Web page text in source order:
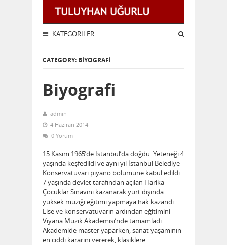
KATEGORILER
CATEGORY: BİYOGRAFİ
Biyografi
admin
4 Haziran 2014
0 Yorum
15 Kasım 1965’de İstanbul’da doğdu. Yeteneği 4
yaşında keşfedildi ve aynı yıl İstanbul Belediye
Konservatuvarı piyano bölümüne kabul edildi.
7 yaşında devlet tarafından açılan Harika
Çocuklar Sınavını kazanarak yurt dışında
yüksek müziği eğitimi yapmaya hak kazandı.
Lise ve konservatuvarın ardından eğitimini
Viyana Müzik Akademisi’nde tamamladı.
Akademide master yaparken, sanat yaşamının
en ciddi kararını vererek, klasiklere…